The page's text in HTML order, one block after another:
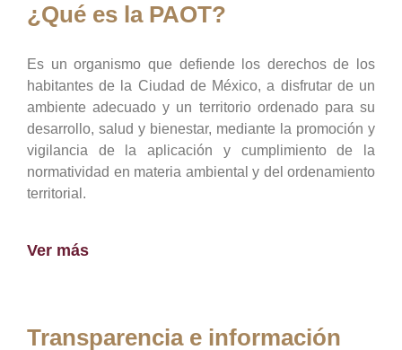
¿Qué es la PAOT?
Es un organismo que defiende los derechos de los
habitantes de la Ciudad de México, a disfrutar de un
ambiente adecuado y un territorio ordenado para su
desarrollo, salud y bienestar, mediante la promoción y
vigilancia de la aplicación y cumplimiento de la
normatividad en materia ambiental y del ordenamiento
territorial.
Ver más
Transparencia e información